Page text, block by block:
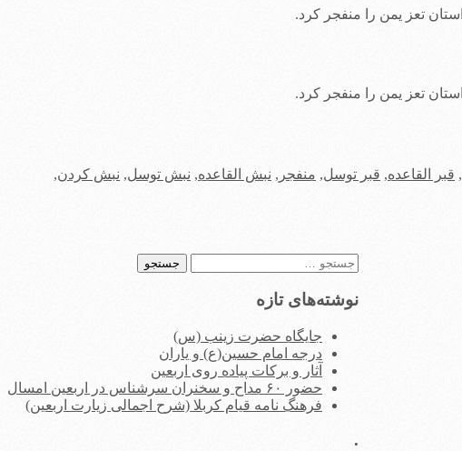
, قبر القاعده, قبر توسل, منفجر , نبش القاعده, نبش توسل, نبش کردن,
جستجو
نوشته‌های تازه
جایگاه حضرت زینب (س)
درجه امام حسین(ع) و یاران
آثار و برکات پیاده روی اربعین
حضور ۶۰ مداح و سخنران سرشناس در اربعین امسال
فرهنگ نامه قیام کربلا (شرح اجمالی زیارت اربعین)
.